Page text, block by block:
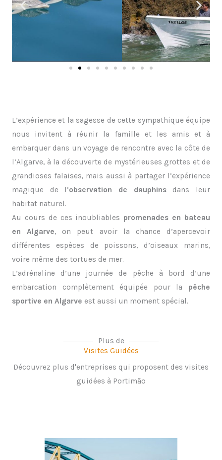
L’expérience et la sagesse de cette sympathique équipe
nous invitent à réunir la famille et les amis et à
embarquer dans un voyage de rencontre avec la côte de
l’Algarve, à la découverte de mystérieuses grottes et de
grandioses falaises, mais aussi à partager l’expérience
magique de l’observation de dauphinsdans leur
habitat naturel.
Au cours de ces inoubliables promenades en bateau
en Algarve, on peut avoir la chance d’apercevoir
différentes espèces de poissons, d’oiseaux marins,
voire même des tortues de mer.
L’adrénaline d’une journée de pêche à bord d’une
embarcation complètement équipée pour la pêche
sportive en Algarve est aussi un moment spécial.
Plus de
Visites Guidées
Découvrez plus d'entreprises qui proposent des visites
guidées à Portimão